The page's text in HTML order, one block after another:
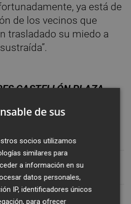
ya está de
de los vecinos que
trasladado su miedo a
CASTELLÓN PLAZA.
cada mañana en un solo
el d
boletín aquí.
DE CASTELLÓ CULTURA
de sus
socios utilizamos
similares para
a información en su
datos personales,
IP, identificadores únicos
para ofrecer